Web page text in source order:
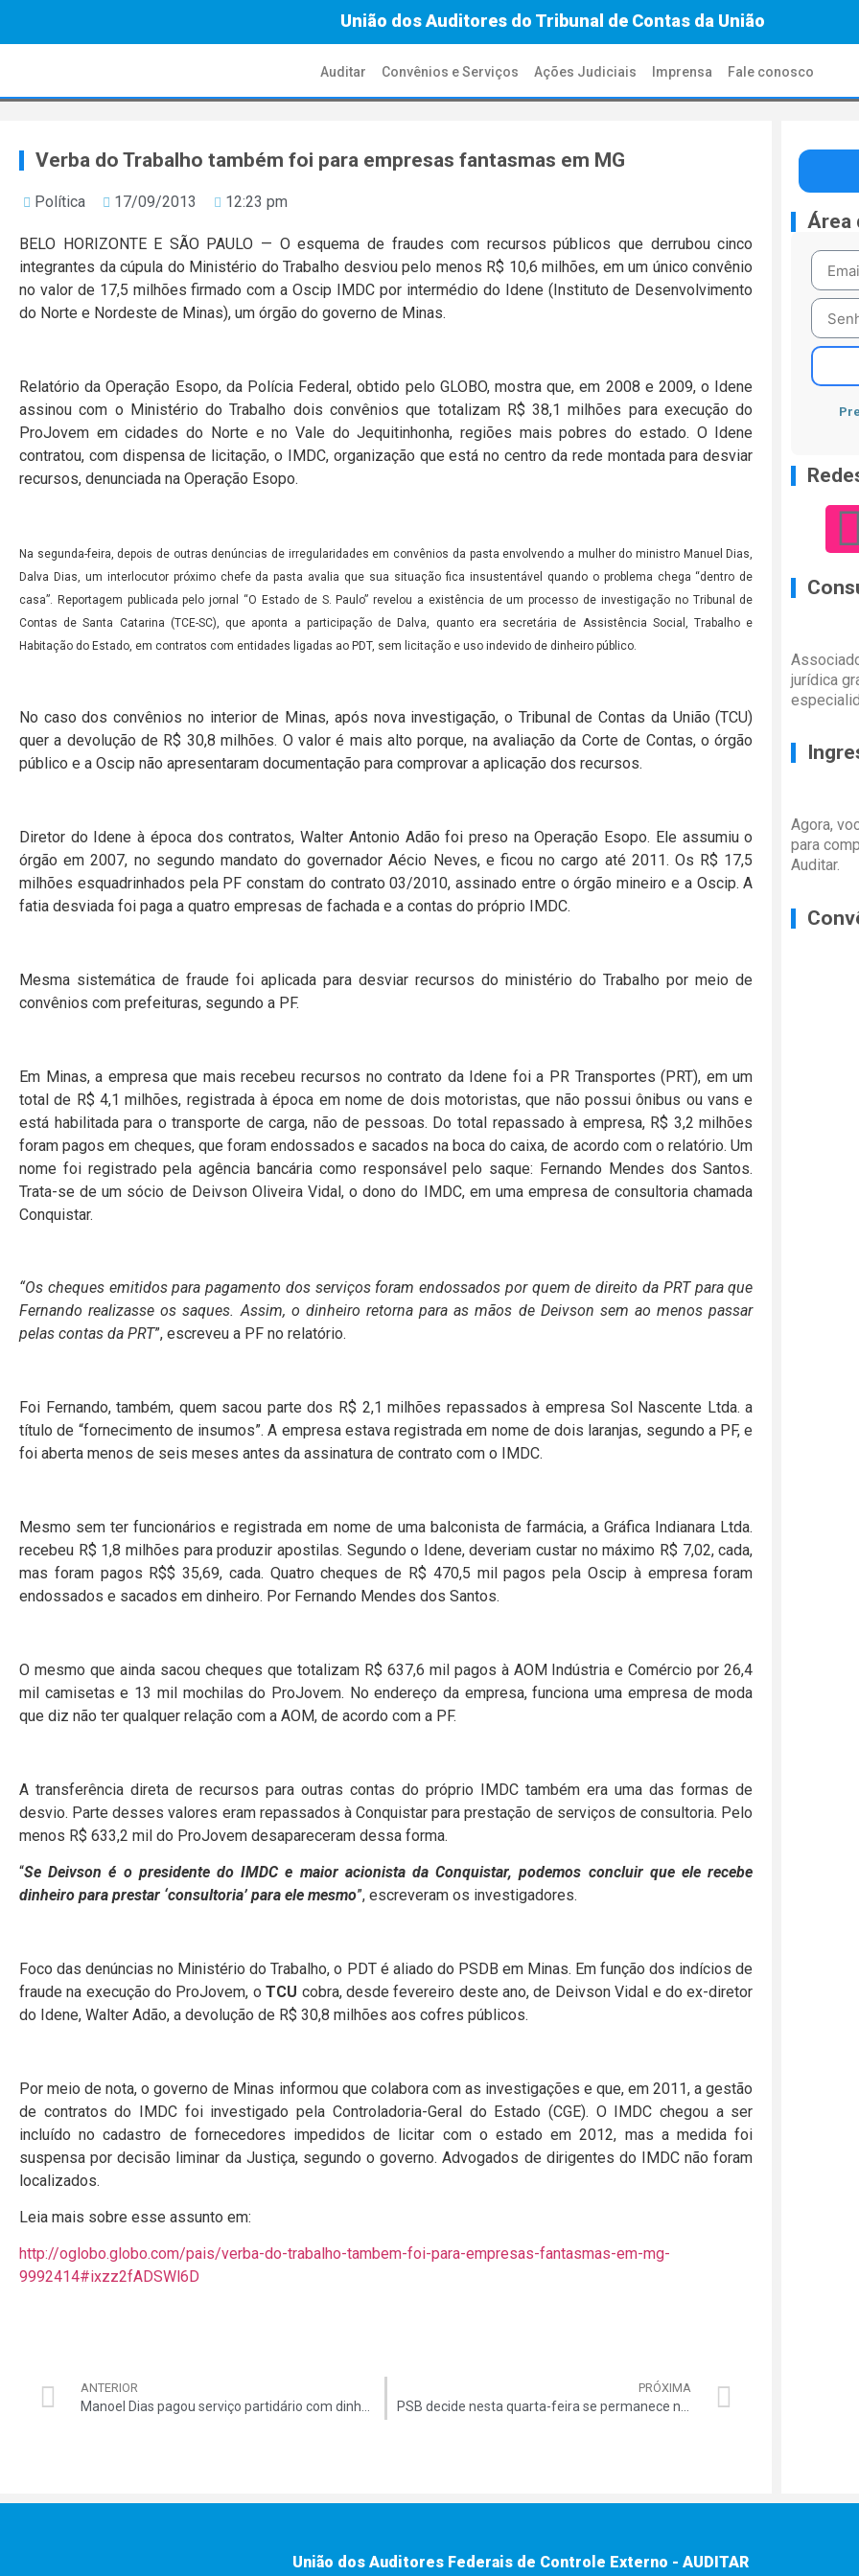
União dos Auditores do Tribunal de Contas da União
Auditar Convênios e Serviços Ações Judiciais Imprensa Fale conosco
Verba do Trabalho também foi para empresas fantasmas em MG
Política 17/09/2013 12:23 pm
BELO HORIZONTE E SÃO PAULO — O esquema de fraudes com recursos públicos que derrubou cinco
integrantes da cúpula do Ministério do Trabalho desviou pelo menos R$ 10,6 milhões, em um único convênio
no valor de 17,5 milhões firmado com a Oscip IMDC por intermédio do Idene (Instituto de Desenvolvimento
do Norte e Nordeste de Minas), um órgão do governo de Minas.
Relatório da Operação Esopo, da Polícia Federal, obtido pelo GLOBO, mostra que, em 2008 e 2009, o Idene
assinou com o Ministério do Trabalho dois convênios que totalizam R$ 38,1 milhões para execução do
ProJovem em cidades do Norte e no Vale do Jequitinhonha, regiões mais pobres do estado. O Idene
contratou, com dispensa de licitação, o IMDC, organização que está no centro da rede montada para desviar
recursos, denunciada na Operação Esopo.
Na segunda-feira, depois de outras denúncias de irregularidades em convênios da pasta envolvendo a mulher do ministro Manuel Dias,
Dalva Dias, um interlocutor próximo chefe da pasta avalia que sua situação fica insustentável quando o problema chega “dentro de
casa”. Reportagem publicada pelo jornal “O Estado de S. Paulo” revelou a existência de um processo de investigação no Tribunal de
Contas de Santa Catarina (TCE-SC), que aponta a participação de Dalva, quanto era secretária de Assistência Social, Trabalho e
Habitação do Estado, em contratos com entidades ligadas ao PDT, sem licitação e uso indevido de dinheiro público.
No caso dos convênios no interior de Minas, após nova investigação, o Tribunal de Contas da União (TCU)
quer a devolução de R$ 30,8 milhões. O valor é mais alto porque, na avaliação da Corte de Contas, o órgão
público e a Oscip não apresentaram documentação para comprovar a aplicação dos recursos.
Diretor do Idene à época dos contratos, Walter Antonio Adão foi preso na Operação Esopo. Ele assumiu o
órgão em 2007, no segundo mandato do governador Aécio Neves, e ficou no cargo até 2011. Os R$ 17,5
milhões esquadrinhados pela PF constam do contrato 03/2010, assinado entre o órgão mineiro e a Oscip. A
fatia desviada foi paga a quatro empresas de fachada e a contas do próprio IMDC.
Mesma sistemática de fraude foi aplicada para desviar recursos do ministério do Trabalho por meio de
convênios com prefeituras, segundo a PF.
Em Minas, a empresa que mais recebeu recursos no contrato da Idene foi a PR Transportes (PRT), em um
total de R$ 4,1 milhões, registrada à época em nome de dois motoristas, que não possui ônibus ou vans e
está habilitada para o transporte de carga, não de pessoas. Do total repassado à empresa, R$ 3,2 milhões
foram pagos em cheques, que foram endossados e sacados na boca do caixa, de acordo com o relatório. Um
nome foi registrado pela agência bancária como responsável pelo saque: Fernando Mendes dos Santos.
Trata-se de um sócio de Deivson Oliveira Vidal, o dono do IMDC, em uma empresa de consultoria chamada
Conquistar.
“Os cheques emitidos para pagamento dos serviços foram endossados por quem de direito da PRT para que
Fernando realizasse os saques. Assim, o dinheiro retorna para as mãos de Deivson sem ao menos passar
pelas contas da PRT”, escreveu a PF no relatório.
Foi Fernando, também, quem sacou parte dos R$ 2,1 milhões repassados à empresa Sol Nascente Ltda. a
título de “fornecimento de insumos”. A empresa estava registrada em nome de dois laranjas, segundo a PF, e
foi aberta menos de seis meses antes da assinatura de contrato com o IMDC.
Mesmo sem ter funcionários e registrada em nome de uma balconista de farmácia, a Gráfica Indianara Ltda.
recebeu R$ 1,8 milhões para produzir apostilas. Segundo o Idene, deveriam custar no máximo R$ 7,02, cada,
mas foram pagos R$$ 35,69, cada. Quatro cheques de R$ 470,5 mil pagos pela Oscip à empresa foram
endossados e sacados em dinheiro. Por Fernando Mendes dos Santos.
O mesmo que ainda sacou cheques que totalizam R$ 637,6 mil pagos à AOM Indústria e Comércio por 26,4
mil camisetas e 13 mil mochilas do ProJovem. No endereço da empresa, funciona uma empresa de moda
que diz não ter qualquer relação com a AOM, de acordo com a PF.
A transferência direta de recursos para outras contas do próprio IMDC também era uma das formas de
desvio. Parte desses valores eram repassados à Conquistar para prestação de serviços de consultoria. Pelo
menos R$ 633,2 mil do ProJovem desapareceram dessa forma.
“Se Deivson é o presidente do IMDC e maior acionista da Conquistar, podemos concluir que ele recebe
dinheiro para prestar ‘consultoria’ para ele mesmo”, escreveram os investigadores.
Foco das denúncias no Ministério do Trabalho, o PDT é aliado do PSDB em Minas. Em função dos indícios de
fraude na execução do ProJovem, oTCU cobra, desde fevereiro deste ano, de Deivson Vidal e do ex-diretor
do Idene, Walter Adão, a devolução de R$ 30,8 milhões aos cofres públicos.
Por meio de nota, o governo de Minas informou que colabora com as investigações e que, em 2011, a gestão
de contratos do IMDC foi investigado pela Controladoria-Geral do Estado (CGE). O IMDC chegou a ser
incluído no cadastro de fornecedores impedidos de licitar com o estado em 2012, mas a medida foi
suspensa por decisão liminar da Justiça, segundo o governo. Advogados de dirigentes do IMDC não foram
localizados.
Leia mais sobre esse assunto em:
http://oglobo.globo.com/pais/verba-do-trabalho-tambem-foi-para-empresas-fantasmas-em-mg-
9992414#ixzz2fADSWl6D
ANTERIOR
Manoel Dias pagou serviço partidário com dinheiro de ONG, diz ex-dirigente
PRÓXIMA
PSB decide nesta quarta-feira se permanece no governo Dilma
Área
jurídica
Agora,
para
Auditar.
União dos Auditores Federais de Controle Externo - AUDITAR